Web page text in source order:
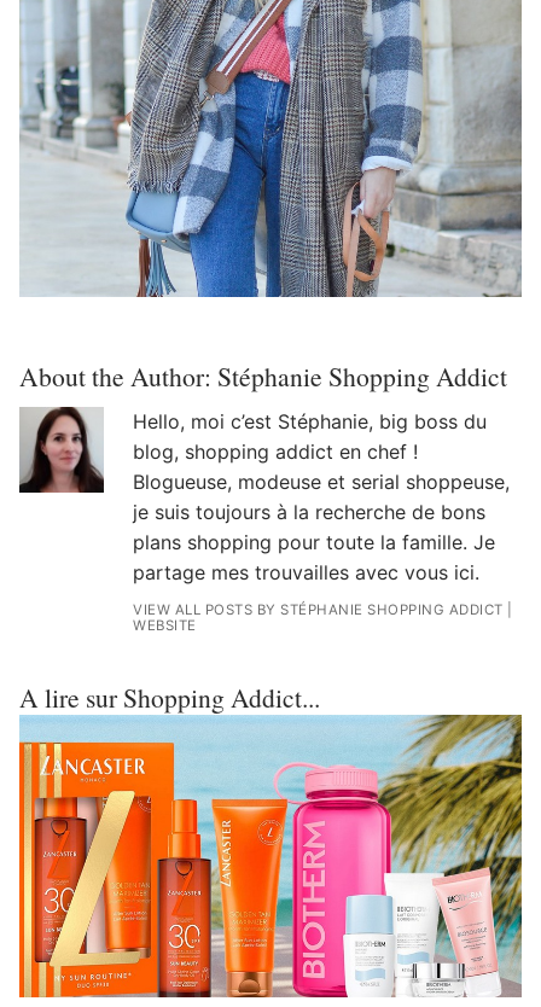
About the Author: Stéphanie Shopping Addict
Hello, moi c’est Stéphanie, big boss du
blog, shopping addict en chef !
Blogueuse, modeuse et serial shoppeuse,
je suis toujours à la recherche de bons
plans shopping pour toute la famille. Je
partage mes trouvailles avec vous ici.
VIEW ALL POSTS BY STÉPHANIE SHOPPING ADDICT
WEBSITE
A lire sur Shopping Addict...